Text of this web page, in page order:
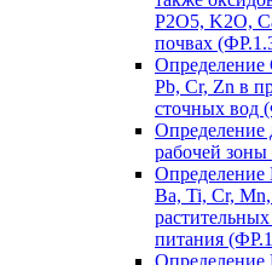
P2O5, K2O,
почвах
Определение
Pb, Cr, Zn в
сточных вод
Определение
рабочей
Определение
Ba, Ti, Cr,
питания
Определение